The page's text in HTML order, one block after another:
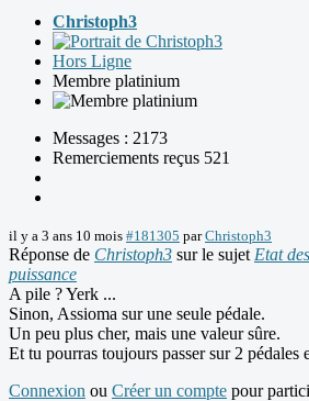
Christoph3
Hors Ligne
Membre platinium
Messages : 2173
Remerciements reçus 521
il y a 3 ans 10 mois #181305 parChristoph3
Réponse de Christoph3 sur le sujet Etat
puissance
A pile ? Yerk ...
Sinon, Assioma sur une seule pédale.
Un peu plus cher, mais une valeur sûre.
Et tu pourras toujours passer sur 2 pédales
Connexion ou Créer un compte pour